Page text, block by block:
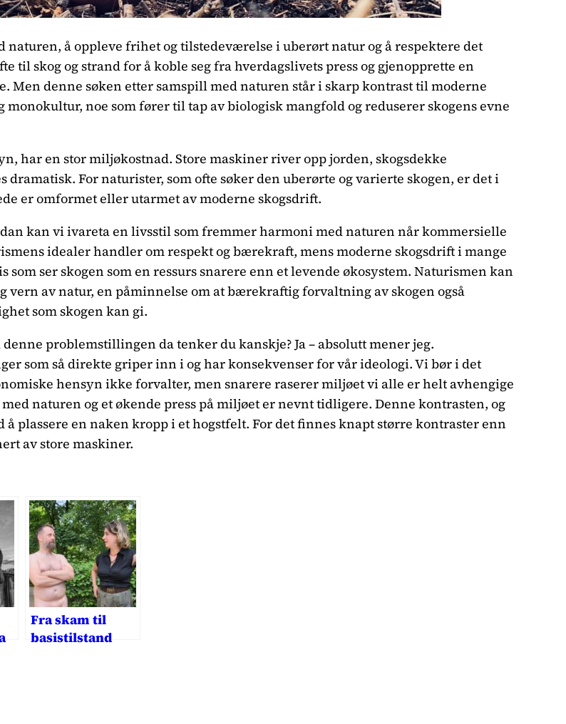
å oppleve frihet og tilstedeværelse i uberørt natur og å respektere det
til skog og strand for å koble seg fra hverdagslivets press og gjenopprette en
Men denne søken etter samspill med naturen står i skarp kontrast til moderne
noe som fører til tap av biologisk mangfold og reduserer skogens evne
har en stor miljøkostnad. Store maskiner river opp jorden, skogsdekke
For naturister, som ofte søker den uberørte og varierte skogen, er det i
er omformet eller utarmet av moderne skogsdrift.
kan vi ivareta en livsstil som fremmer harmoni med naturen når kommersielle
idealer handler om respekt og bærekraft, mens moderne skogsdrift i mange
ser skogen som en ressurs snarere enn et levende økosystem. Naturismen kan
av natur, en påminnelse om at bærekraftig forvaltning av skogen også
som skogen kan gi.
problemstillingen da tenker du kanskje? Ja – absolutt mener jeg.
som så direkte griper inn i og har konsekvenser for vår ideologi. Vi bør i det
hensyn ikke forvalter, men snarere raserer miljøet vi alle er helt avhengige
naturen og et økende press på miljøet er nevnt tidligere. Denne kontrasten, og
plassere en naken kropp i et hogstfelt. For det finnes knapt større kontraster enn
av store maskiner.
Fra skam til
basistilstand